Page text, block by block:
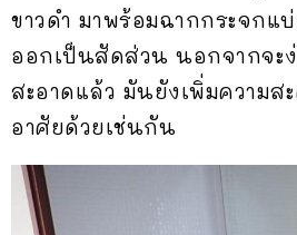
ขาวดำ มาพร้อมฉากกระจก
ออกเป็นสัดส่วน นอกจากจะ
สะอาดแล้ว มันยังเพิ่มความส
อาศัยด้วยเช่นกัน